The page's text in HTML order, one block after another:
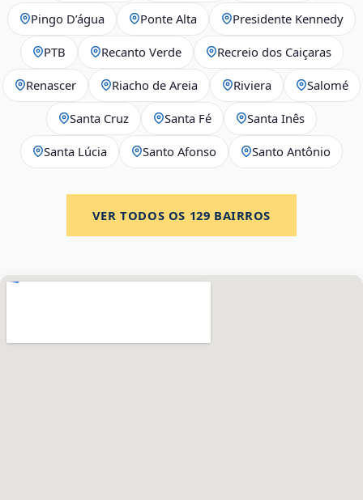
Pingo D’água Ponte Alta Presidente Kennedy
PTB Recanto Verde Recreio dos Caiçaras
Renascer Riacho de Areia Riviera Salomé
Santa Cruz Santa Fé Santa Inês
Santa Lúcia Santo Afonso Santo Antônio
VER TODOS OS 129 BAIRROS